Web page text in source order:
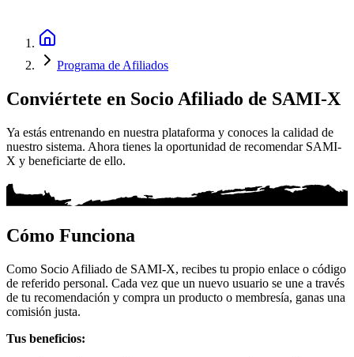
Programa de Afiliados
Conviértete en Socio Afiliado de SAMI-X
Ya estás entrenando en nuestra plataforma y conoces la calidad de
nuestro sistema. Ahora tienes la oportunidad de recomendar SAMI-
X y beneficiarte de ello.
Cómo Funciona
Como Socio Afiliado de SAMI-X, recibes tu propio enlace o código
de referido personal. Cada vez que un nuevo usuario se une a través
de tu recomendación y compra un producto o membresía, ganas una
comisión justa.
Tus beneficios: